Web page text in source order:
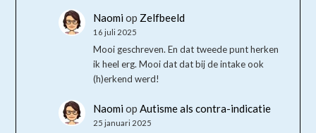
Naomiop Zelfbeeld
16 juli 2025
Mooi geschreven. En dat tweede punt herken
ik heel erg. Mooi dat dat bij de intake ook
(h)erkend werd!
Naomiop Autisme als contra-indicatie
25 januari 2025